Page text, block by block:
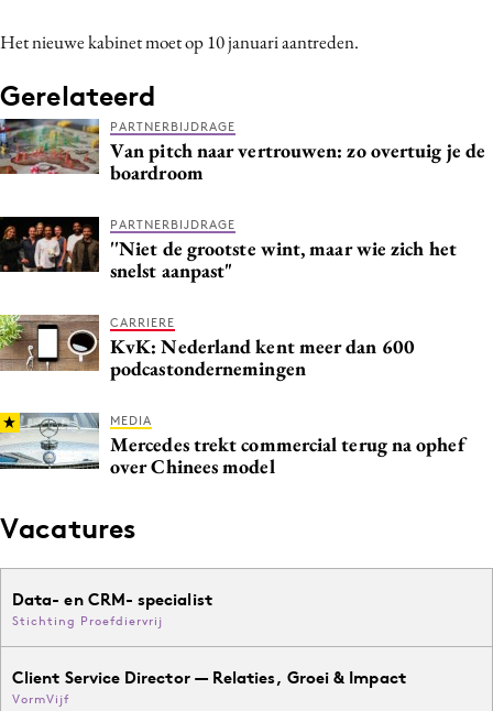
Reputatie & crisis
Het nieuwe kabinet moet op 10 januari aantreden.
Gerelateerd
PARTNERBIJDRAGE
Van pitch naar vertrouwen: zo overtuig je de
boardroom
PARTNERBIJDRAGE
''Niet de grootste wint, maar wie zich het
snelst aanpast"
CARRIERE
KvK: Nederland kent meer dan 600
podcastondernemingen
MEDIA
Mercedes trekt commercial terug na ophef
over Chinees model
Vacatures
Data- en CRM- specialist
Stichting Proefdiervrij
Client Service Director — Relaties, Groei & Impact
VormVijf